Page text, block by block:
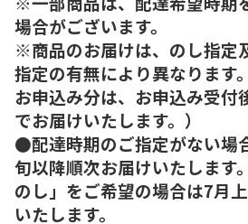
場合がございます。
※商品のお届けは、のし指定
指定の有無により異なります
お申込み分は、お申込み受付
でお届けいたします。）
●配達時期のご指定がない場
旬以降順次お届けいたします
のし」をご希望の場合は7月
いたします。